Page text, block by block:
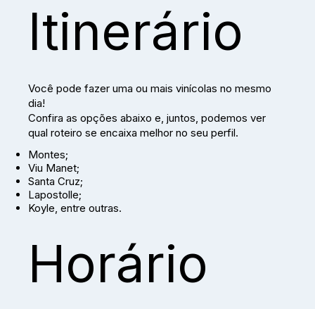
Itinerário
Você pode fazer uma ou mais vinícolas no mesmo
dia!
Confira as opções abaixo e, juntos, podemos ver
qual roteiro se encaixa melhor no seu perfil.
Montes;
Viu Manet;
Santa Cruz;
Lapostolle;
Koyle, entre outras.
Horário